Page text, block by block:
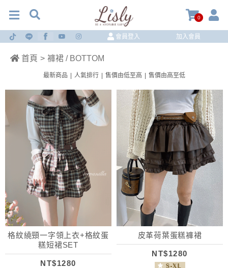
0
會員登入 加入會員
首頁 > 褲裙 / BOTTOM
最新商品 人氣排行 售價由低至高 售價由高至低
格紋繞頸一字領上衣+格紋蛋
糕短裙SET
NT$1280
皮革荷葉蛋糕褲裙
NT$1280